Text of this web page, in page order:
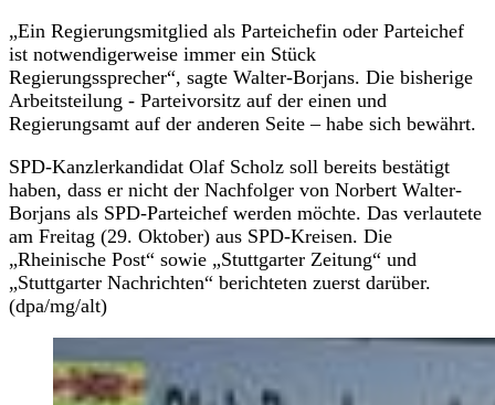
„Ein Regierungsmitglied als Parteichefin oder Parteichef
ist notwendigerweise immer ein Stück
Regierungssprecher“, sagte Walter-Borjans. Die bisherige
Arbeitsteilung - Parteivorsitz auf der einen und
Regierungsamt auf der anderen Seite – habe sich bewährt.
SPD-Kanzlerkandidat Olaf Scholz soll bereits bestätigt
haben, dass er nicht der Nachfolger von Norbert Walter-
Borjans als SPD-Parteichef werden möchte. Das verlautete
am Freitag (29. Oktober) aus SPD-Kreisen. Die
„Rheinische Post“ sowie „Stuttgarter Zeitung“ und
„Stuttgarter Nachrichten“ berichteten zuerst darüber.
(dpa/mg/alt)